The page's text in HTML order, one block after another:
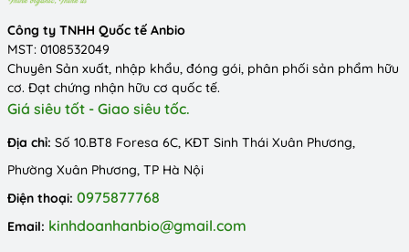
Công ty TNHH Quốc tế Anbio
MST: 0108532049
Chuyên Sản xuất, nhập khẩu, đóng gói, phân phối sản phẩm hữu
cơ. Đạt chứng nhận hữu cơ quốc tế.
Giá siêu tốt - Giao siêu tốc.
Địa chỉ: Số 10.BT8 Foresa 6C, KĐT Sinh Thái Xuân Phương,
Phường Xuân Phương, TP Hà Nội
Điện thoại: 0975877768
Email: kinhdoanhanbio@gmail.com